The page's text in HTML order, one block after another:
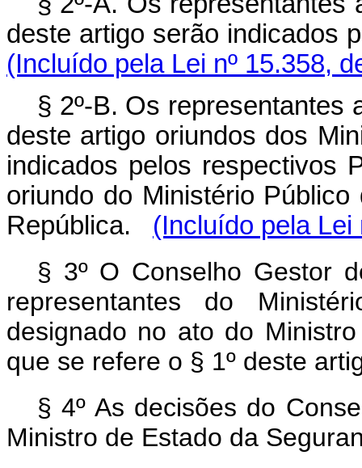
deste artigo serão
(Incluído pela Lei nº 15.358,
§ 2º-B. Os
deste artigo oriundos dos
indicados pelos respectivos
oriundo do Ministério
República. (Incluído pela Lei
§ 3º O Conselho Gestor
representantes do
designado no ato do
que se refere o § 1º deste
§ 4º As decisões do
Ministro de Estado da